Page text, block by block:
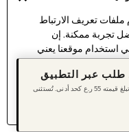
تعريف الارتباط
تجربة ممكنة. إن
استخدام موقعنا يعني
عن إدارة إعدادات ملفات
(الكوكيز).
يُطبق العرض تلقائيًا في صفحة السداد على كل طلب تبلغ قيمته 55 ر.ع كحد أدنى. تُستثنى